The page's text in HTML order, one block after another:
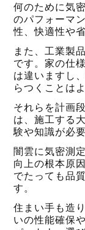
何のために気
のパフォーマ
性、快適性や
また、工業製
です。家の仕
は違いますし
らつくことは
それらを計画
は、施工する
験や知識が必
闇雲に気密測
向上の根本原
でたっても品
す。
住まい手も造
いの性能確保